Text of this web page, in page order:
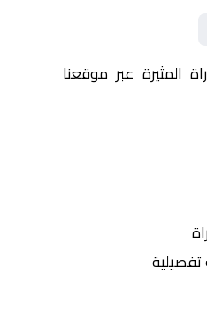
المثيرة عبر موقعنا